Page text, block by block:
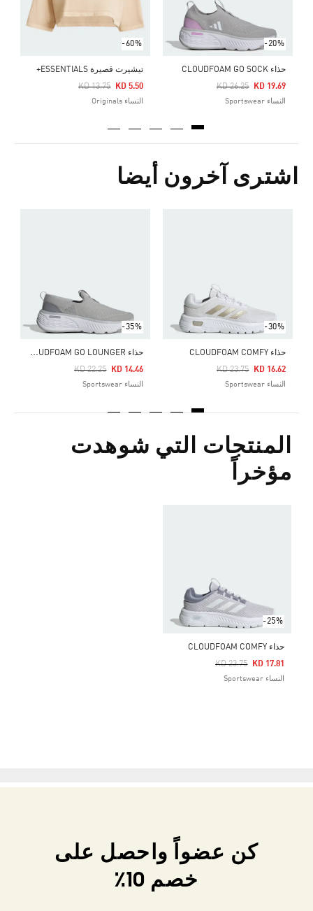
-20%
حذاء CLOUDFOAM GO SOCK
Price Reduced From
KD 26.25
To KD 19.69
النساء Sportswear
-60%
تيشيرت قصيرة ESSENTIALS+
Price Reduced From
KD 13.75
To KD 5.50
النساء Originals
اشترى آخرون أيضا
-30%
حذاء CLOUDFOAM COMFY
Price Reduced From
KD 23.75
To KD 16.62
النساء Sportswear
-35%
ح
ذاء CLOUDFOAM GO LOUNGER
Price Reduced From
KD 22.25
To KD 14.46
النساء Sportswear
المنتجات التي شوهدت
مؤخراً
-25%
حذاء CLOUDFOAM COMFY
Price Reduced From
KD 23.75
To KD 17.81
النساء Sportswear
كن عضواً واحصل على
خصم 10٪